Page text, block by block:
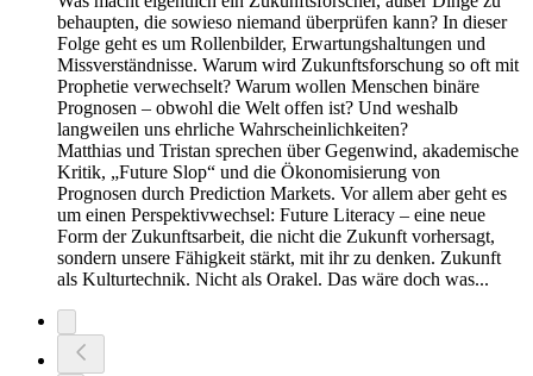
behaupten, die sowieso niemand überprüfen kann? In dieser
Folge geht es um Rollenbilder, Erwartungshaltungen und
Missverständnisse. Warum wird Zukunftsforschung so oft mit
Prophetie verwechselt? Warum wollen Menschen binäre
Prognosen – obwohl die Welt offen ist? Und weshalb
langweilen uns ehrliche Wahrscheinlichkeiten?
Matthias und Tristan sprechen über Gegenwind, akademische
Kritik, „Future Slop“ und die Ökonomisierung von
Prognosen durch Prediction Markets. Vor allem aber geht es
um einen Perspektivwechsel: Future Literacy – eine neue
Form der Zukunftsarbeit, die nicht die Zukunft vorhersagt,
sondern unsere Fähigkeit stärkt, mit ihr zu denken. Zukunft
als Kulturtechnik. Nicht als Orakel. Das wäre doch was...